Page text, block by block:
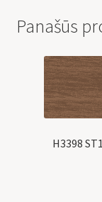
Panašūs
H3398